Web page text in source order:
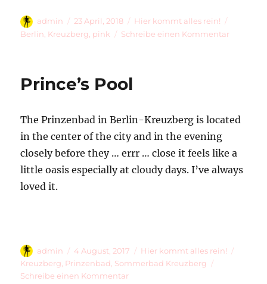
Autor
admin
Veröffentlicht
am
23 April, 2018 Kategorien
Hier kommt alles rein!
Berlin Kreuzberg pink Schreibe einen Kommentarzu
Prince’s Pool
The Prinzenbad in Berlin-Kreuzberg is located
in the center of the city and in the evening
closely before they … errr … close it feels like a
little oasis especially at cloudy days. I’ve always
loved it.
Autor
admin
Veröffentlicht
am
4 August, 2017 Kategorien
Hier kommt alles rein!
Kreuzberg Prinzenbad Sommerbad Kreuzberg
Schreibe einen Kommentarzu